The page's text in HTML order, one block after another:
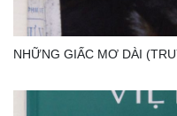
NHỮNG GIẤC MƠ DÀI